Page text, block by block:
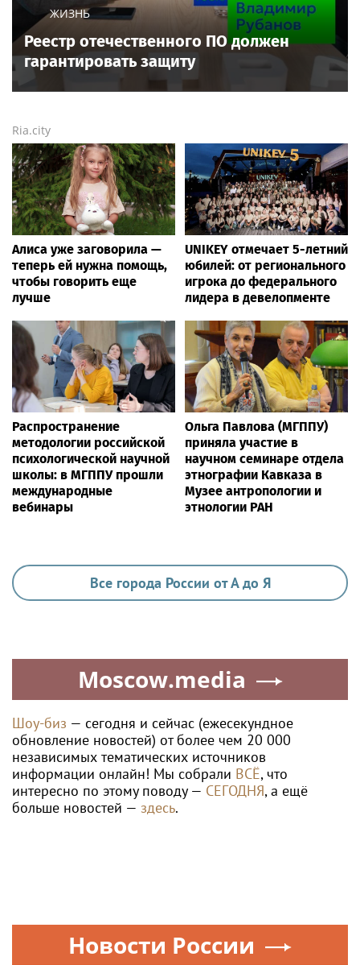
ЖИЗНЬ
Реестр отечественного ПО должен
гарантировать защиту
Ria.city
Алиса уже заговорила —
теперь ей нужна помощь,
чтобы говорить еще
лучше
UNIKEY отмечает 5-летний
юбилей: от регионального
игрока до федерального
лидера в девелопменте
Распространение
методологии российской
психологической научной
школы: в МГППУ прошли
международные
вебинары
Ольга Павлова (МГППУ)
приняла участие в
научном семинаре отдела
этнографии Кавказа в
Музее антропологии и
этнологии РАН
Все города России от А до Я
Moscow.media
Шоу-биз — сегодня и сейчас (ежесекундное
обновление новостей) от более чем 20 000
независимых тематических источников
информации онлайн! Мы собрали ВСЁ, что
интересно по этому поводу — СЕГОДНЯ, а ещё
больше новостей — здесь.
Новости России